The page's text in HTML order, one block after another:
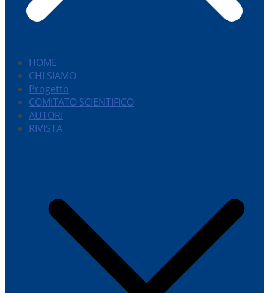
HOME
CHI SIAMO
Progetto
COMITATO SCIENTIFICO
AUTORI
RIVISTA